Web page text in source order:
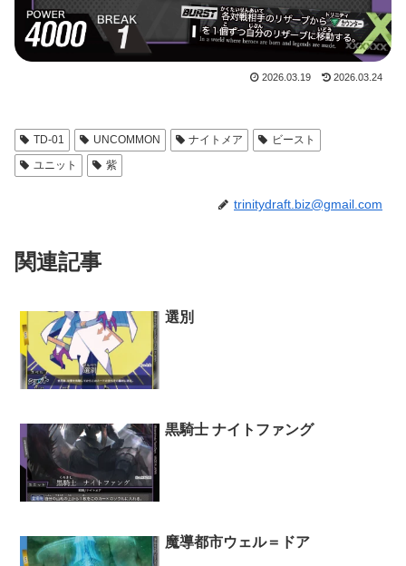
2026.03.19 2026.03.24
TD-01 UNCOMMON ナイトメア
ビースト
ユニット
紫
trinitydraft.biz@gmail.com
関連記事
選別
黒騎士 ナイトファング
魔導都市ウェル＝ドア